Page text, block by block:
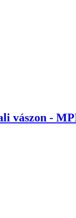
vászon -